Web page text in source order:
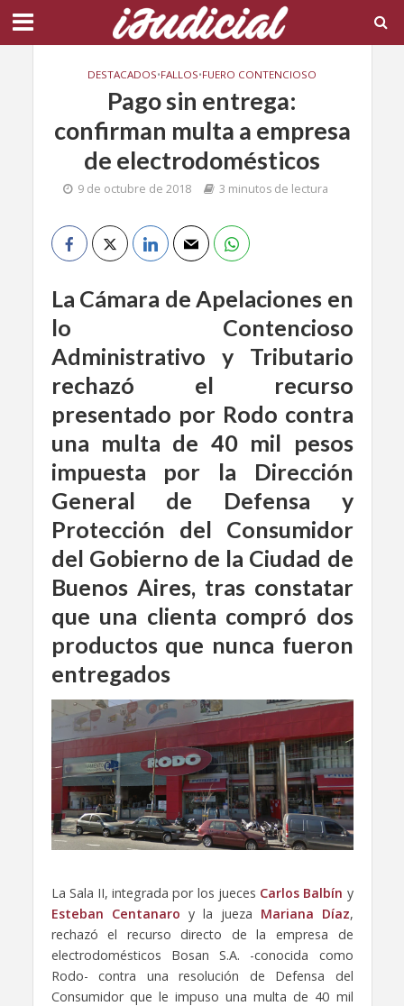
DESTACADOS•FALLOS•FUERO CONTENCIOSO
Pago sin entrega:
confirman multa a empresa
de electrodomésticos
9 de octubre de 2018 3 minutos de lectura
La Cámara de Apelaciones en
lo Contencioso
Administrativo y Tributario
rechazó el recurso
presentado por Rodo contra
una multa de 40 mil pesos
impuesta por la Dirección
General de Defensa y
Protección del Consumidor
del Gobierno de la Ciudad de
Buenos Aires, tras constatar
que una clienta compró dos
productos que nunca fueron
entregados
La Sala II, integrada por los jueces Carlos Balbín y
Esteban Centanaro y la jueza Mariana Díaz,
rechazó el recurso directo de la empresa de
electrodomésticos Bosan S.A. -conocida como
Rodo- contra una resolución de Defensa del
Consumidor que le impuso una multa de 40 mil